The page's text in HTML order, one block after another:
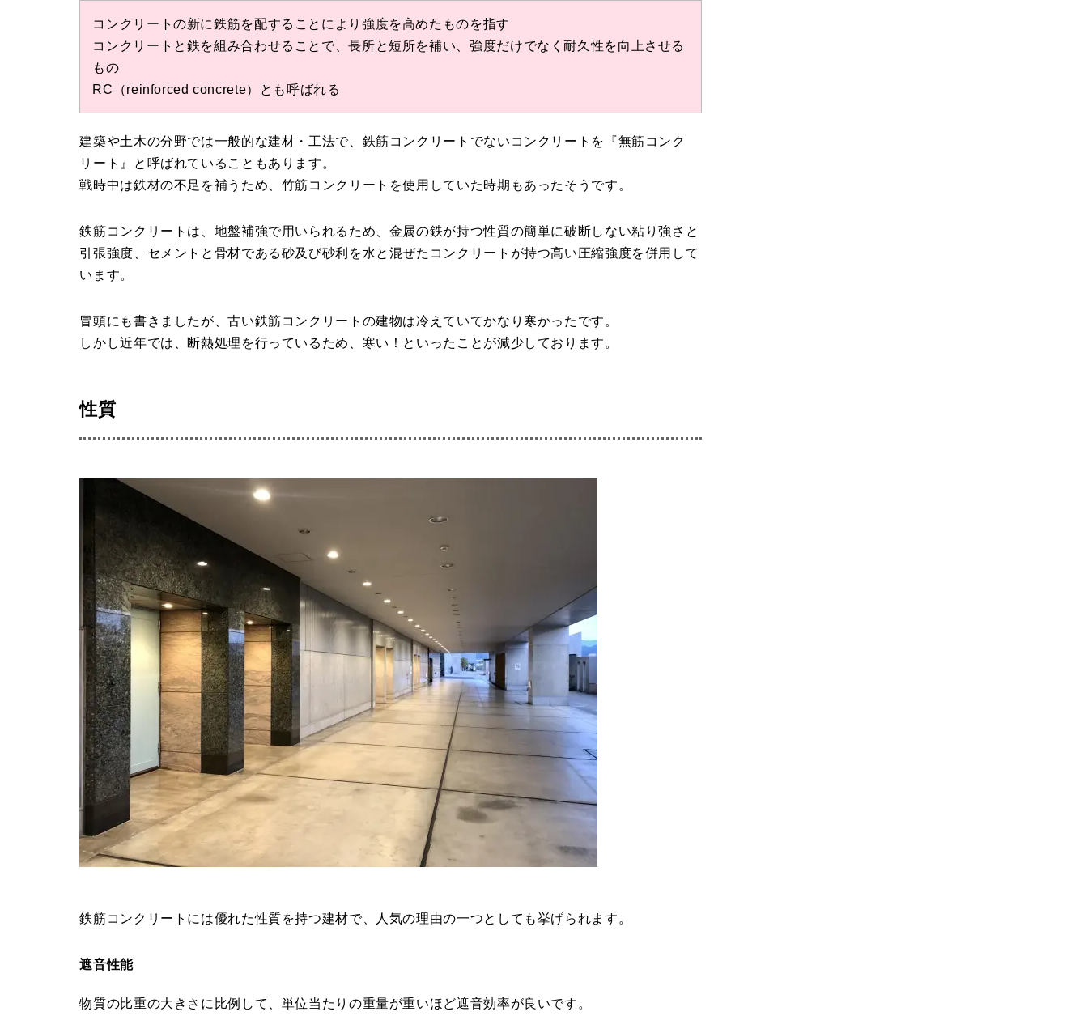
コンクリートの新に鉄筋を配することにより強度を高めたものを指す
コンクリートと鉄を組み合わせることで、長所と短所を補い、強度だけでなく耐久性を向上させる
もの
RC（reinforced concrete）とも呼ばれる
建築や土木の分野では一般的な建材・工法で、鉄筋コンクリートでないコンクリートを『無筋コンク
リート』と呼ばれていることもあります。
戦時中は鉄材の不足を補うため、竹筋コンクリートを使用していた時期もあったそうです。
鉄筋コンクリートは、地盤補強で用いられるため、金属の鉄が持つ性質の簡単に破断しない粘り強さと
引張強度、セメントと骨材である砂及び砂利を水と混ぜたコンクリートが持つ高い圧縮強度を併用して
います。
冒頭にも書きましたが、古い鉄筋コンクリートの建物は冷えていてかなり寒かったです。
しかし近年では、断熱処理を行っているため、寒い！といったことが減少しております。
性質
鉄筋コンクリートには優れた性質を持つ建材で、人気の理由の一つとしても挙げられます。
遮音性能
物質の比重の大きさに比例して、単位当たりの重量が重いほど遮音効率が良いです。